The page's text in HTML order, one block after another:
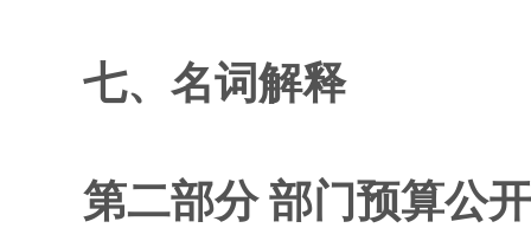
七、名词解释
第二部分 部门预算公